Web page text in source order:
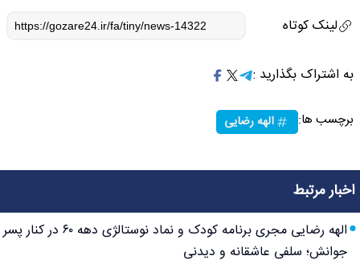
لینک کوتاه
به اشتراک بگذارید :
برچسب ها: الهه رضایی
اخبار مرتبط
الهه رضایی مجری برنامه کودک و نماد نوستالژی دهه ۶۰ در کنار پسر
جوانش؛ سلفی عاشقانه و دیدنی